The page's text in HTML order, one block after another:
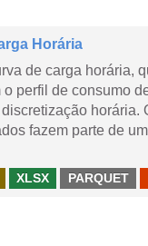
Horária
de carga horária,
o perfil de consumo
horária.
fazem parte de
XLSX PARQUET